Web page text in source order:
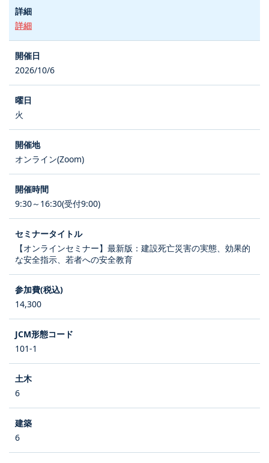
詳細
2026/10/6
火
オンライン(Zoom)
9:30～16:30(受付9:00)
【オンラインセミナー】最新版：建設死亡災害の実態、効果的
な安全指示、若者への安全教育
14,300
101-1
6
6